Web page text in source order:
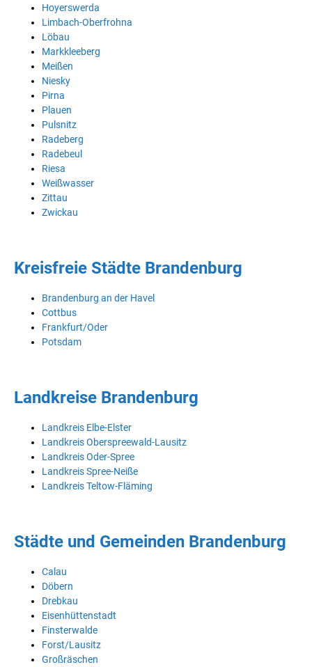
Hoyerswerda
Limbach-Oberfrohna
Löbau
Markkleeberg
Meißen
Niesky
Pirna
Plauen
Pulsnitz
Radeberg
Radebeul
Riesa
Weißwasser
Zittau
Zwickau
Kreisfreie Städte Brandenburg
Brandenburg an der Havel
Cottbus
Frankfurt/Oder
Potsdam
Landkreise Brandenburg
Landkreis Elbe-Elster
Landkreis Oberspreewald-Lausitz
Landkreis Oder-Spree
Landkreis Spree-Neiße
Landkreis Teltow-Fläming
Städte und Gemeinden Brandenburg
Calau
Döbern
Drebkau
Eisenhüttenstadt
Finsterwalde
Forst/Lausitz
Großräschen